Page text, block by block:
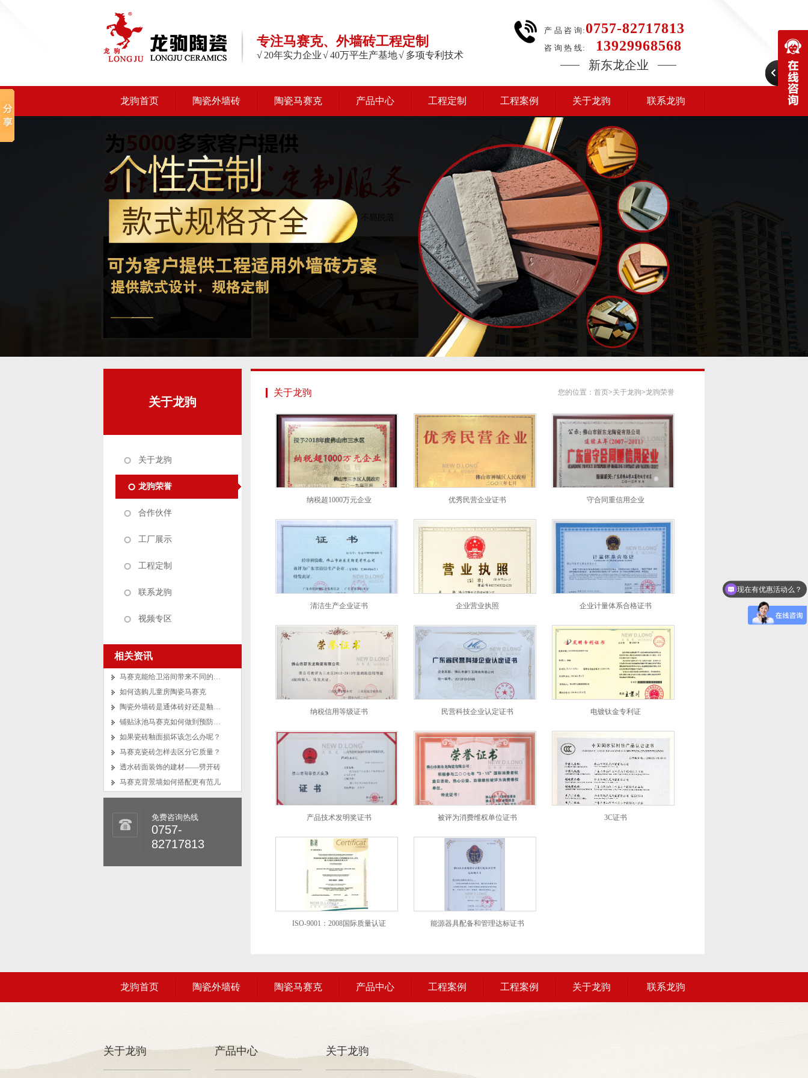
专注马赛克、外墙砖工程定制
√ 20年实力企业 √ 40万平生产基地 √ 多项专利技术
产 品 咨 询: 0757-82717813
咨 询 热 线: 13929968568
新东龙企业
龙驹首页 陶瓷外墙砖 陶瓷马赛克 产品中心 工程定制 工程案例 关于龙驹 联系龙驹
关于龙驹
关于龙驹
龙驹荣誉
合作伙伴
工厂展示
工程定制
联系龙驹
视频专区
相关资讯
马赛克能给卫浴间带来不同的风格
如何选购儿童房陶瓷马赛克
陶瓷外墙砖是通体砖好还是釉面砖好？
铺贴泳池马赛克如何做到预防马赛克脱落？
如果瓷砖釉面损坏该怎么办呢？
马赛克瓷砖怎样去区分它质量？
透水砖面装饰的建材——劈开砖
马赛克背景墙如何搭配更有范儿
免费咨询热线
0757-
82717813
关于龙驹 您的位置： 首页>关于龙驹>龙驹荣誉
纳税超1000万元企业 优秀民营企业证书 守合同重信用企业
清洁生产企业证书 企业营业执照 企业计量体系合格证书
纳税信用等级证书 民营科技企业认定证书 电镀钛金专利证
产品技术发明奖证书 被评为消费维权单位证书 3C证书
ISO-9001：2008国际质量认证 能源器具配备和管理达标证书
龙驹首页 陶瓷外墙砖 陶瓷马赛克 产品中心 工程案例 工程案例 关于龙驹 联系龙驹
关于龙驹 产品中心 关于龙驹
现在有优惠活动么？